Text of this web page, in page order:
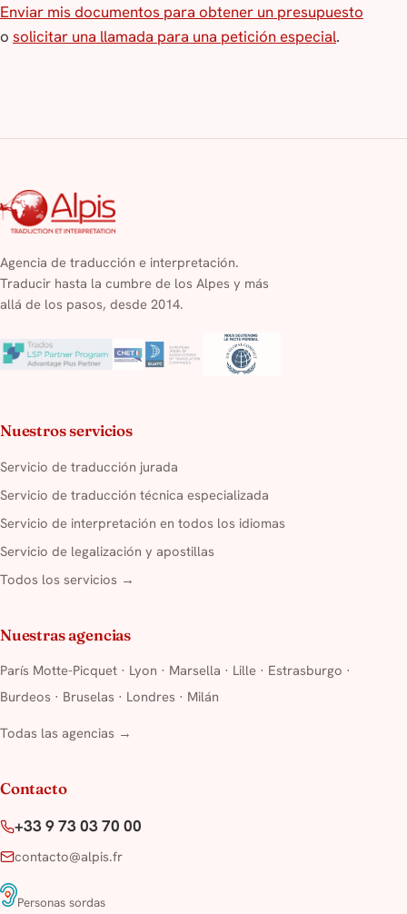
Enviar mis documentos para obtener un presupuesto
o solicitar una llamada para una petición especial.
Agencia de traducción e interpretación.
Traducir hasta la cumbre de los Alpes y más
allá de los pasos, desde 2014.
Nuestros servicios
Servicio de traducción jurada
Servicio de traducción técnica especializada
Servicio de interpretación en todos los idiomas
Servicio de legalización y apostillas
Todos los servicios →
Nuestras agencias
París Motte-Picquet · Lyon · Marsella · Lille · Estrasburgo ·
Burdeos · Bruselas · Londres · Milán
Todas las agencias →
Contacto
+33 9 73 03 70 00
contacto@alpis.fr
Personas sordas